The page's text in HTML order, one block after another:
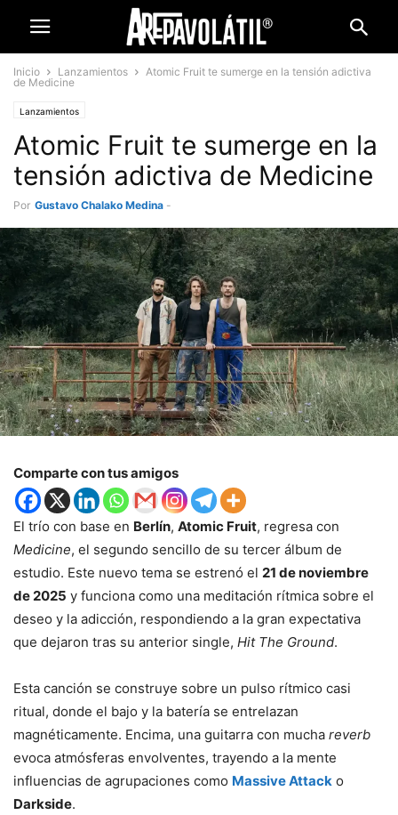
Inicio Lanzamientos
Atomic Fruit te sumerge en la tensión adictiva
de Medicine
Lanzamientos
Atomic Fruit te sumerge en la
tensión adictiva de Medicine
Por Gustavo Chalako Medina -
Comparte con tus amigos
El trío con base en Berlín, Atomic Fruit, regresa con
Medicine, el segundo sencillo de su tercer álbum de
estudio. Este nuevo tema se estrenó el 21 de noviembre
de 2025 y funciona como una meditación rítmica sobre el
deseo y la adicción, respondiendo a la gran expectativa
que dejaron tras su anterior single, Hit The Ground.
Esta canción se construye sobre un pulso rítmico casi
ritual, donde el bajo y la batería se entrelazan
magnéticamente. Encima, una guitarra con mucha reverb
evoca atmósferas envolventes, trayendo a la mente
influencias de agrupaciones como Massive Attack o
Darkside.